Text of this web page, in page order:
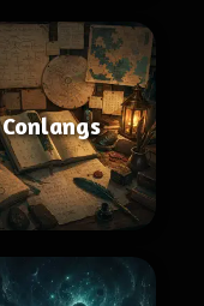
Conlangs